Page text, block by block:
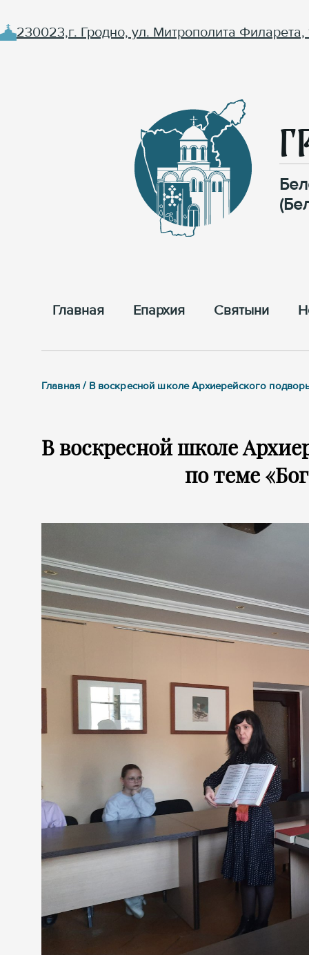
230023,г. Гродно, ул. Митрополита Филарета,
Главная Епархия Cвятыни
Главная / В воскресной школе Архиерейского
В воскресной школе
по теме